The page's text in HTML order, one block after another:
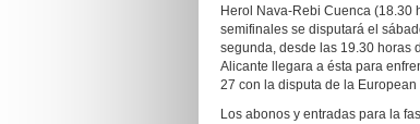
Herol Nava-Rebi Cuenca (18.30
semifinales se disputará el
segunda, desde las 19.30 horas
Alicante llegara a ésta para
27 con la disputa de la
Los abonos y entradas para la